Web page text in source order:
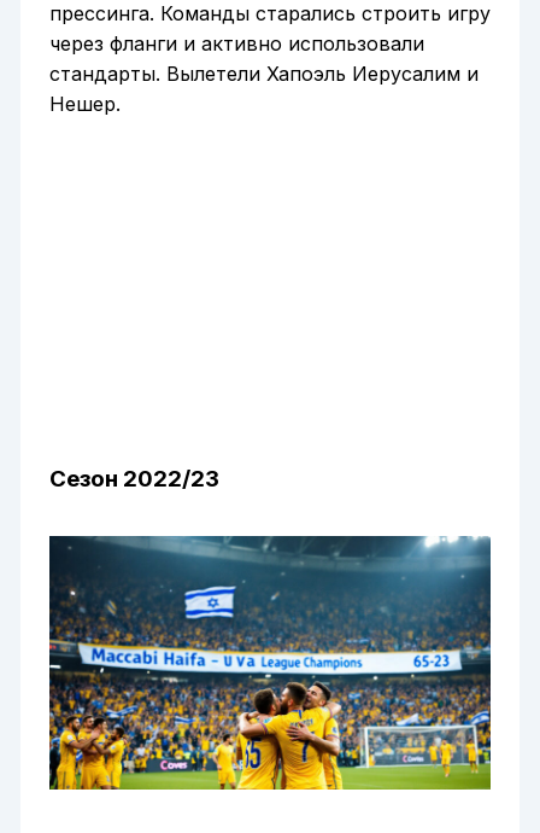
прессинга. Команды старались строить игру
через фланги и активно использовали
стандарты. Вылетели Хапоэль Иерусалим и
Нешер.
Сезон 2022/23